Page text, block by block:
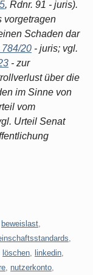
, Rdnr. 91 - juris).
vorgetragen
Schaden dar
784/20 - juris; vgl.
- zur
über die
im Sinne von
vom
Urteil Senat
beweislast
löschen linkedin
nutzerkonto